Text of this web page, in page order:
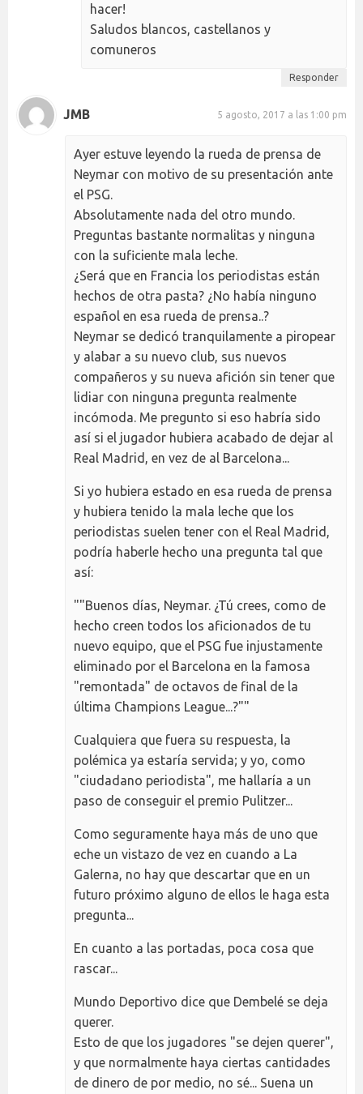
hacer!
Saludos blancos, castellanos y
comuneros
Responder
JMB 5 agosto, 2017 a las 1:00 pm
Ayer estuve leyendo la rueda de prensa de
Neymar con motivo de su presentación ante
el PSG.
Absolutamente nada del otro mundo.
Preguntas bastante normalitas y ninguna
con la suficiente mala leche.
¿Será que en Francia los periodistas están
hechos de otra pasta? ¿No había ninguno
español en esa rueda de prensa..?
Neymar se dedicó tranquilamente a piropear
y alabar a su nuevo club, sus nuevos
compañeros y su nueva afición sin tener que
lidiar con ninguna pregunta realmente
incómoda. Me pregunto si eso habría sido
así si el jugador hubiera acabado de dejar al
Real Madrid, en vez de al Barcelona...
Si yo hubiera estado en esa rueda de prensa
y hubiera tenido la mala leche que los
periodistas suelen tener con el Real Madrid,
podría haberle hecho una pregunta tal que
así:
""Buenos días, Neymar. ¿Tú crees, como de
hecho creen todos los aficionados de tu
nuevo equipo, que el PSG fue injustamente
eliminado por el Barcelona en la famosa
"remontada" de octavos de final de la
última Champions League...?""
Cualquiera que fuera su respuesta, la
polémica ya estaría servida; y yo, como
"ciudadano periodista", me hallaría a un
paso de conseguir el premio Pulitzer...
Como seguramente haya más de uno que
eche un vistazo de vez en cuando a La
Galerna, no hay que descartar que en un
futuro próximo alguno de ellos le haga esta
pregunta...
En cuanto a las portadas, poca cosa que
rascar...
Mundo Deportivo dice que Dembelé se deja
querer.
Esto de que los jugadores "se dejen querer",
y que normalmente haya ciertas cantidades
de dinero de por medio, no sé... Suena un